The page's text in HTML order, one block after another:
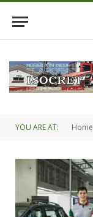
YOU ARE AT: Home